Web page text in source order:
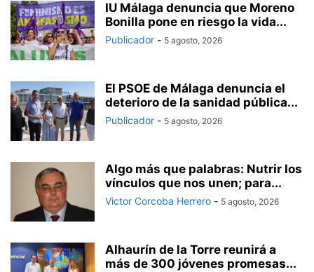
IU Málaga denuncia que Moreno
Bonilla pone en riesgo la vida...
Publicador - 5 agosto, 2026
El PSOE de Málaga denuncia el
deterioro de la sanidad pública...
Publicador - 5 agosto, 2026
Algo más que palabras: Nutrir los
vínculos que nos unen; para...
Victor Corcoba Herrero - 5 agosto, 2026
Alhaurín de la Torre reunirá a
más de 300 jóvenes promesas...